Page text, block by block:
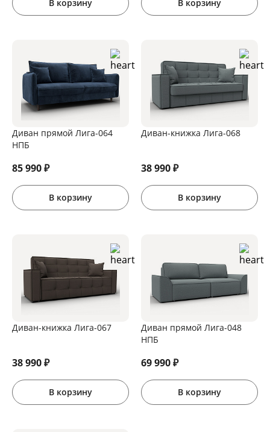
В корзину В корзину
Диван прямой Лига-064
НПБ
85 990₽
В корзину
Диван-книжка Лига-068
38 990₽
В корзину
Диван-книжка Лига-067
38 990₽
В корзину
Диван прямой Лига-048
НПБ
69 990₽
В корзину